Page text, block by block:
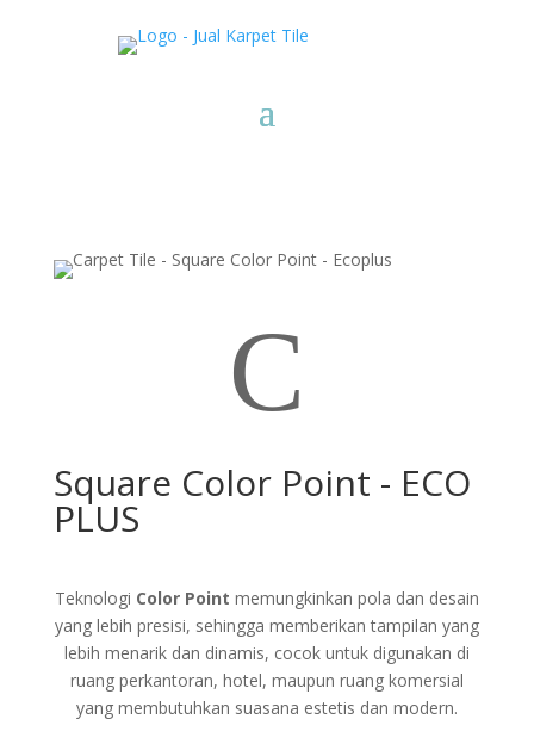
C
Square Color Point - ECO
PLUS
Teknologi Color Point memungkinkan pola dan desain
yang lebih presisi, sehingga memberikan tampilan yang
lebih menarik dan dinamis, cocok untuk digunakan di
ruang perkantoran, hotel, maupun ruang komersial
yang membutuhkan suasana estetis dan modern.